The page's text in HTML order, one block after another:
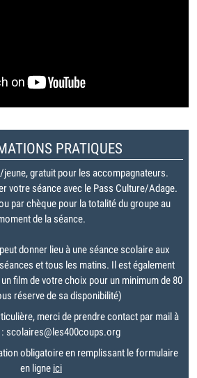
PRATIQUES
jeune, gratuit pour les accompagnateurs.
votre séance avec le Pass Culture/Adage.
par chèque pour la totalité du groupe au
de la séance.
donner lieu à une séance scolaire aux
et tous les matins. Il est également
film de votre choix pour un minimum de 80
réserve de sa disponibilité)
merci de prendre contact par mail à
scolaires@les400coups.org
obligatoire en remplissant le formulaire
en ligne ici